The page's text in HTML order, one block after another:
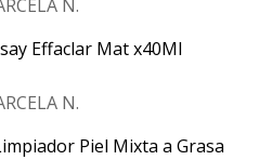
N.
Effaclar Mat x40Ml
N.
Piel Mixta a Grasa